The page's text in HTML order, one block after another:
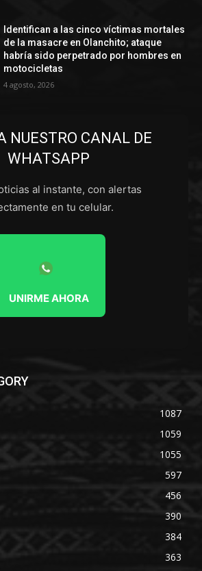
Identifican a las cinco víctimas mortales
de la masacre en Olanchito; ataque
habría sido perpetrado por hombres en
motocicletas
4 agosto, 2026
NUESTRO CANAL DE
WHATSAPP
al instante, con alertas
en tu celular.
UNIRME AHORA
1087
1059
1055
597
456
390
384
363